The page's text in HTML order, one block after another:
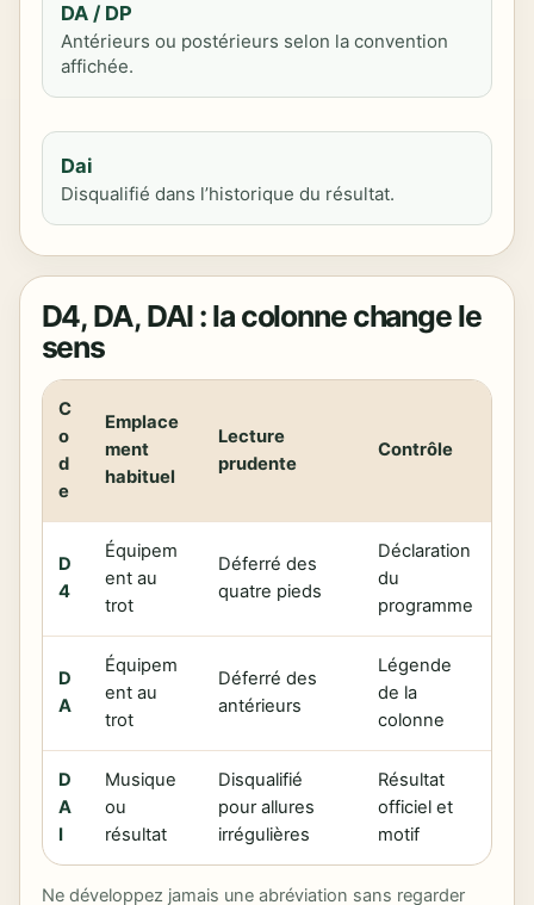
DA / DP
Antérieurs ou postérieurs selon la convention
affichée.
Dai
Disqualifié dans l’historique du résultat.
D4, DA, DAI : la colonne change le
sens
C
o
d
e
Emplace
ment
habituel
Lecture
prudente
Contrôle
D
4
Équipem
ent au
trot
Déferré des
quatre pieds
Déclaration
du
programme
D
A
Équipem
ent au
trot
Déferré des
antérieurs
Légende
de la
colonne
D
A
I
Musique
ou
résultat
Disqualifié
pour allures
irrégulières
Résultat
officiel et
motif
Ne développez jamais une abréviation sans regarder